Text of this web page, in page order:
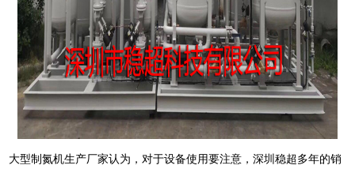
大型制氮机生产厂家认为，对于设备使用要注意，深圳稳超多年的销